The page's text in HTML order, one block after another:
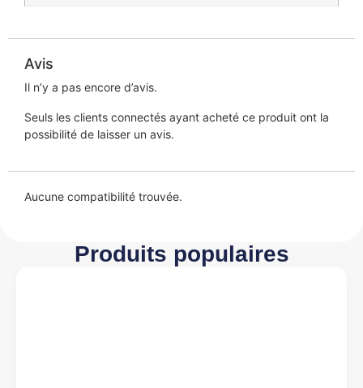
Avis
Il n’y a pas encore d’avis.
Seuls les clients connectés ayant acheté ce produit ont la
possibilité de laisser un avis.
Aucune compatibilité trouvée.
Produits populaires